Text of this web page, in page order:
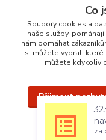
Co
Soubory cookies a
naše služby,
nám pomáhat
si můžete vybrat,
můžete kdykoliv
Přijmout
za